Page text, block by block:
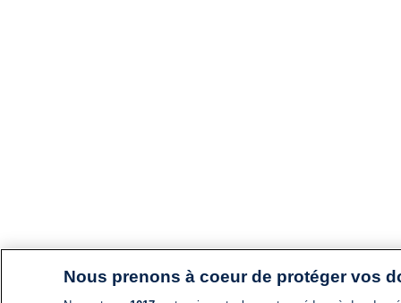
Nous prenons à coeur de protéger vos